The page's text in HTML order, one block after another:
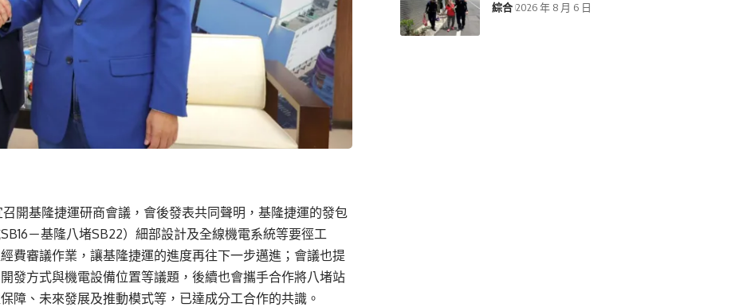
開基隆捷運研商會議，會後發表共同聲明，基隆捷運的發包
－基隆八堵SB22）細部設計及全線機電系統等要徑工
費審議作業，讓基隆捷運的進度再往下一步邁進；會議也提
發方式與機電設備位置等議題，後續也會攜手合作將八堵站
障、未來發展及推動模式等，已達成分工合作的共識。
綜合 2026 年 8 月 6 日